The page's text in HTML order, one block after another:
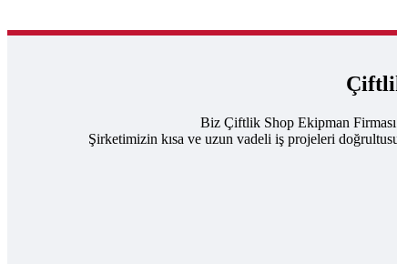
Biz Çiftlik Shop Ekipman
Şirketimizin kısa ve uzun vadeli iş projeleri